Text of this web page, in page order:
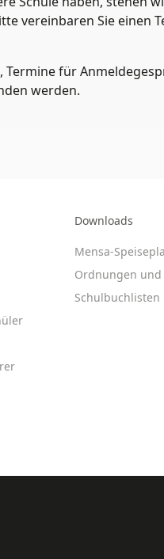
vereinbaren Sie einen
Termine für
werden.
Downloads
Mensa-
Ordnungen und
Schulbuchlisten